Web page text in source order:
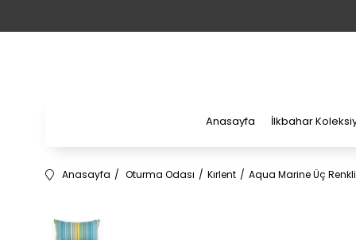
Anasayfa İlkbahar
Anasayfa Oturma Odası Kırlent Aqua Marine Üç Renkli